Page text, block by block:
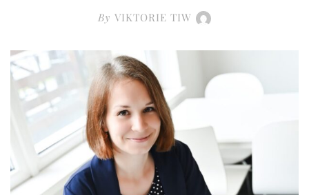
By VIKTORIE TIW